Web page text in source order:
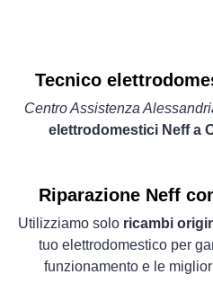
Tecnico
Centro Assistenza
elettrodomestici Neff a
Riparazione Neff
Utilizziamo solo ricambi
tuo elettrodomestico per
funzionamento e le